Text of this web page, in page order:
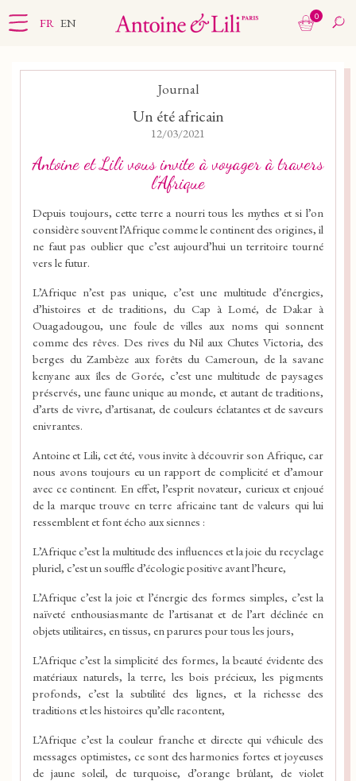
FR EN 0
Journal
Un été africain
12/03/2021
Antoine et Lili vous invite à voyager à travers
l’Afrique
Depuis toujours, cette terre a nourri tous les mythes et si l’on
considère souvent l’Afrique comme le continent des origines, il
ne faut pas oublier que c’est aujourd’hui un territoire tourné
vers le futur.
L’Afrique n’est pas unique, c’est une multitude d’énergies,
d’histoires et de traditions, du Cap à Lomé, de Dakar à
Ouagadougou, une foule de villes aux noms qui sonnent
comme des rêves. Des rives du Nil aux Chutes Victoria, des
berges du Zambèze aux forêts du Cameroun, de la savane
kenyane aux îles de Gorée, c’est une multitude de paysages
préservés, une faune unique au monde, et autant de traditions,
d’arts de vivre, d’artisanat, de couleurs éclatantes et de saveurs
enivrantes.
Antoine et Lili, cet été, vous invite à découvrir son Afrique, car
nous avons toujours eu un rapport de complicité et d’amour
avec ce continent. En effet, l’esprit novateur, curieux et enjoué
de la marque trouve en terre africaine tant de valeurs qui lui
ressemblent et font écho aux siennes :
L’Afrique c’est la multitude des influences et la joie du recyclage
pluriel, c’est un souffle d’écologie positive avant l’heure,
L’Afrique c’est la joie et l’énergie des formes simples, c’est la
naïveté enthousiasmante de l’artisanat et de l’art déclinée en
objets utilitaires, en tissus, en parures pour tous les jours,
L’Afrique c’est la simplicité des formes, la beauté évidente des
matériaux naturels, la terre, les bois précieux, les pigments
profonds, c’est la subtilité des lignes, et la richesse des
traditions et les histoires qu’elle racontent,
L’Afrique c’est la couleur franche et directe qui véhicule des
messages optimistes, ce sont des harmonies fortes et joyeuses
de jaune soleil, de turquoise, d’orange brûlant, de violet